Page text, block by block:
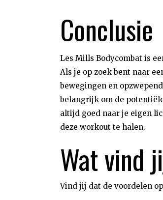
Conclusie
Les Mills Bodycombat is
Als je op zoek bent naar
bewegingen en
belangrijk om de
altijd goed naar je eigen
deze workout te halen.
Wat vind
Vind jij dat de voordelen